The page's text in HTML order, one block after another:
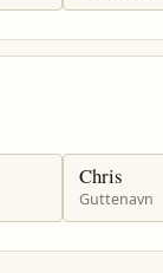
Chris
Guttenavn